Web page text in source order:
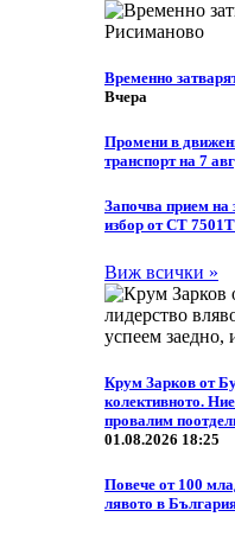
Временно
Вчера
Промени в
транспорт на 7
Започва прием на
избор от СТ
Виж всички »
Крум Зарков от
колективното.
провалим
01.08.2026 18:25
Повече от 100
лявото в